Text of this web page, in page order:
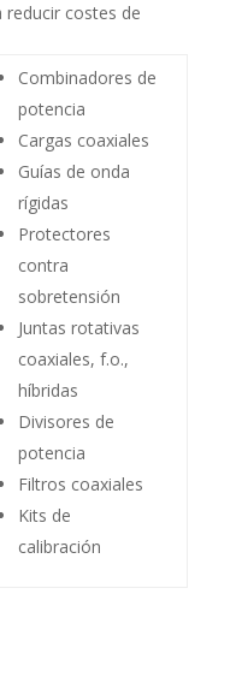
reducir costes de
Combinadores de
potencia
Cargas coaxiales
Guías de onda
rígidas
Protectores
contra
sobretensión
Juntas rotativas
coaxiales, f.o.,
híbridas
Divisores de
potencia
Filtros coaxiales
Kits de
calibración